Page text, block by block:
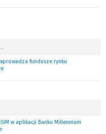
…
fundusze rynku
w aplikacji Banku Millennium